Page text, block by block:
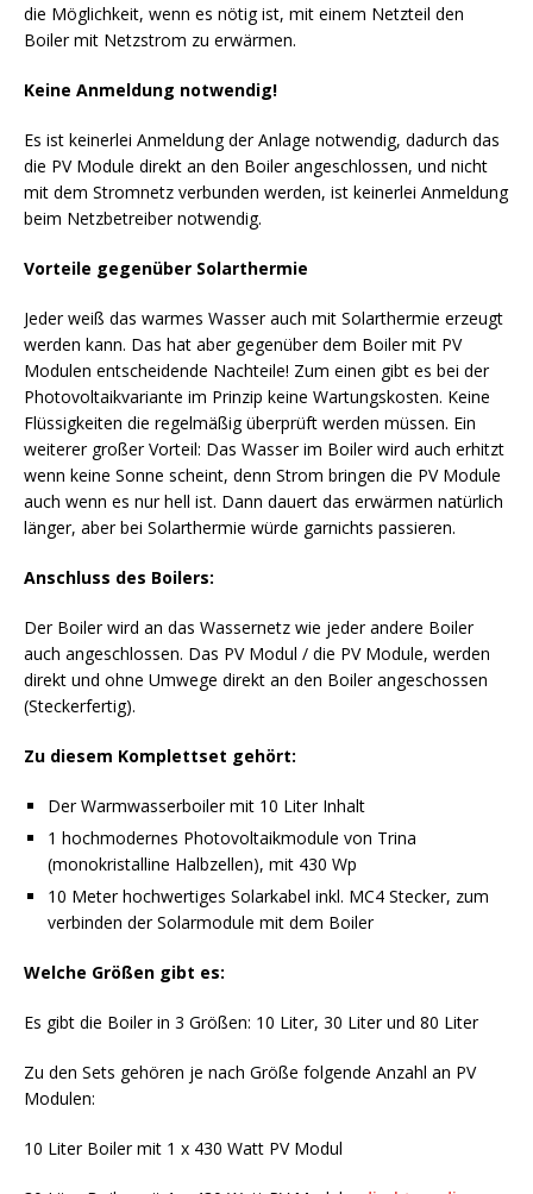
die Möglichkeit, wenn es nötig ist, mit einem Netzteil den
Boiler mit Netzstrom zu erwärmen.
Keine Anmeldung notwendig!
Es ist keinerlei Anmeldung der Anlage notwendig, dadurch das
die PV Module direkt an den Boiler angeschlossen, und nicht
mit dem Stromnetz verbunden werden, ist keinerlei Anmeldung
beim Netzbetreiber notwendig.
Vorteile gegenüber Solarthermie
Jeder weiß das warmes Wasser auch mit Solarthermie erzeugt
werden kann. Das hat aber gegenüber dem Boiler mit PV
Modulen entscheidende Nachteile! Zum einen gibt es bei der
Photovoltaikvariante im Prinzip keine Wartungskosten. Keine
Flüssigkeiten die regelmäßig überprüft werden müssen. Ein
weiterer großer Vorteil: Das Wasser im Boiler wird auch erhitzt
wenn keine Sonne scheint, denn Strom bringen die PV Module
auch wenn es nur hell ist. Dann dauert das erwärmen natürlich
länger, aber bei Solarthermie würde garnichts passieren.
Anschluss des Boilers:
Der Boiler wird an das Wassernetz wie jeder andere Boiler
auch angeschlossen. Das PV Modul / die PV Module, werden
direkt und ohne Umwege direkt an den Boiler angeschossen
(Steckerfertig).
Zu diesem Komplettset gehört:
Der Warmwasserboiler mit 10 Liter Inhalt
1 hochmodernes Photovoltaikmodule von Trina
(monokristalline Halbzellen), mit 430 Wp
10 Meter hochwertiges Solarkabel inkl. MC4 Stecker, zum
verbinden der Solarmodule mit dem Boiler
Welche Größen gibt es:
Es gibt die Boiler in 3 Größen: 10 Liter, 30 Liter und 80 Liter
Zu den Sets gehören je nach Größe folgende Anzahl an PV
Modulen:
10 Liter Boiler mit 1 x 430 Watt PV Modul